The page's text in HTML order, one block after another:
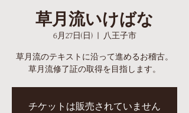
草月流いけばな
6月27日(日)
  |
八王子市
草月流のテキストに沿って進めるお稽古。
草月流修了証の取得を目指します。
チケットは販売されていません